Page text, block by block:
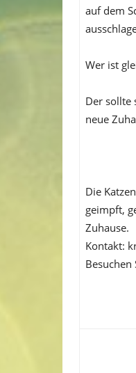
auf dem
Wer ist
Der sollte
neue
Die
geimpft,
Zuhause.
Kontakt: